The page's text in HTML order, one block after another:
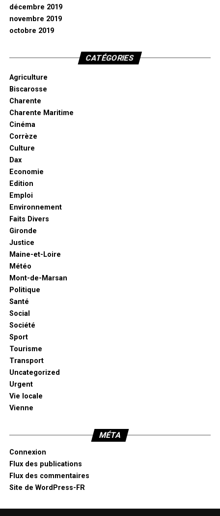
décembre 2019
novembre 2019
octobre 2019
CATÉGORIES
Agriculture
Biscarosse
Charente
Charente Maritime
Cinéma
Corrèze
Culture
Dax
Economie
Edition
Emploi
Environnement
Faits Divers
Gironde
Justice
Maine-et-Loire
Météo
Mont-de-Marsan
Politique
Santé
Social
Société
Sport
Tourisme
Transport
Uncategorized
Urgent
Vie locale
Vienne
MÉTA
Connexion
Flux des publications
Flux des commentaires
Site de WordPress-FR